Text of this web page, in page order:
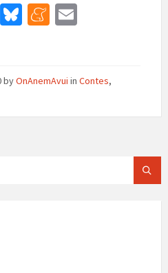
Te Bl
ky
M
ea
e
l
byOnAnemAvui in Contes,